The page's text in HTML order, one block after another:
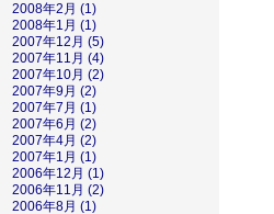
2008年2月 (1)
2008年1月 (1)
2007年12月 (5)
2007年11月 (4)
2007年10月 (2)
2007年9月 (2)
2007年7月 (1)
2007年6月 (2)
2007年4月 (2)
2007年1月 (1)
2006年12月 (1)
2006年11月 (2)
2006年8月 (1)